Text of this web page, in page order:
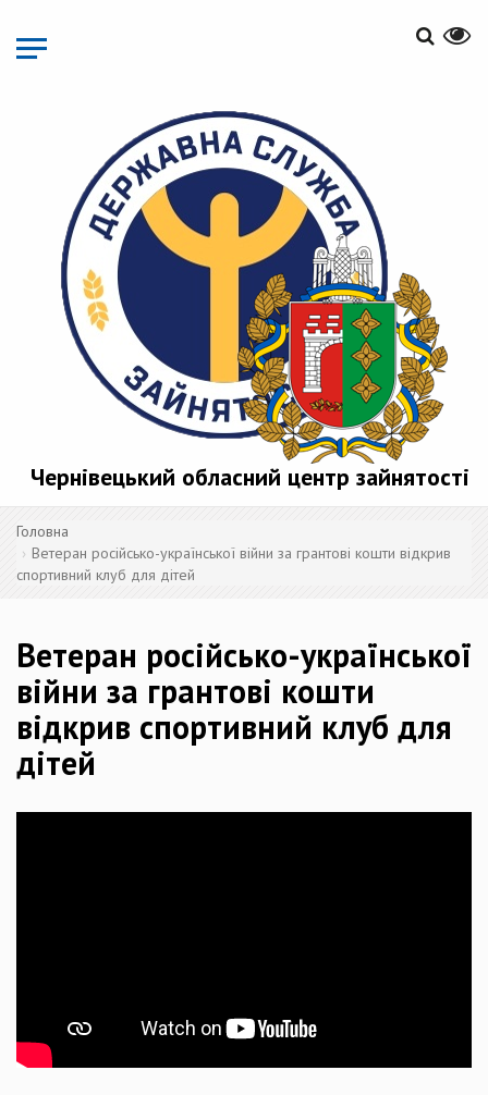
основного
матеріалу
Чернівецький обласний центр зайнятості
Головна
Ветеран російсько-української війни за грантові кошти відкрив
спортивний клуб для дітей
Ветеран російсько-української
війни за грантові кошти
відкрив спортивний клуб для
дітей